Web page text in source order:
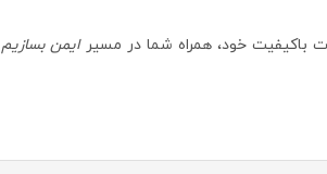
باکیفیت خود، همراه شما در مسیرایمن بسازیم